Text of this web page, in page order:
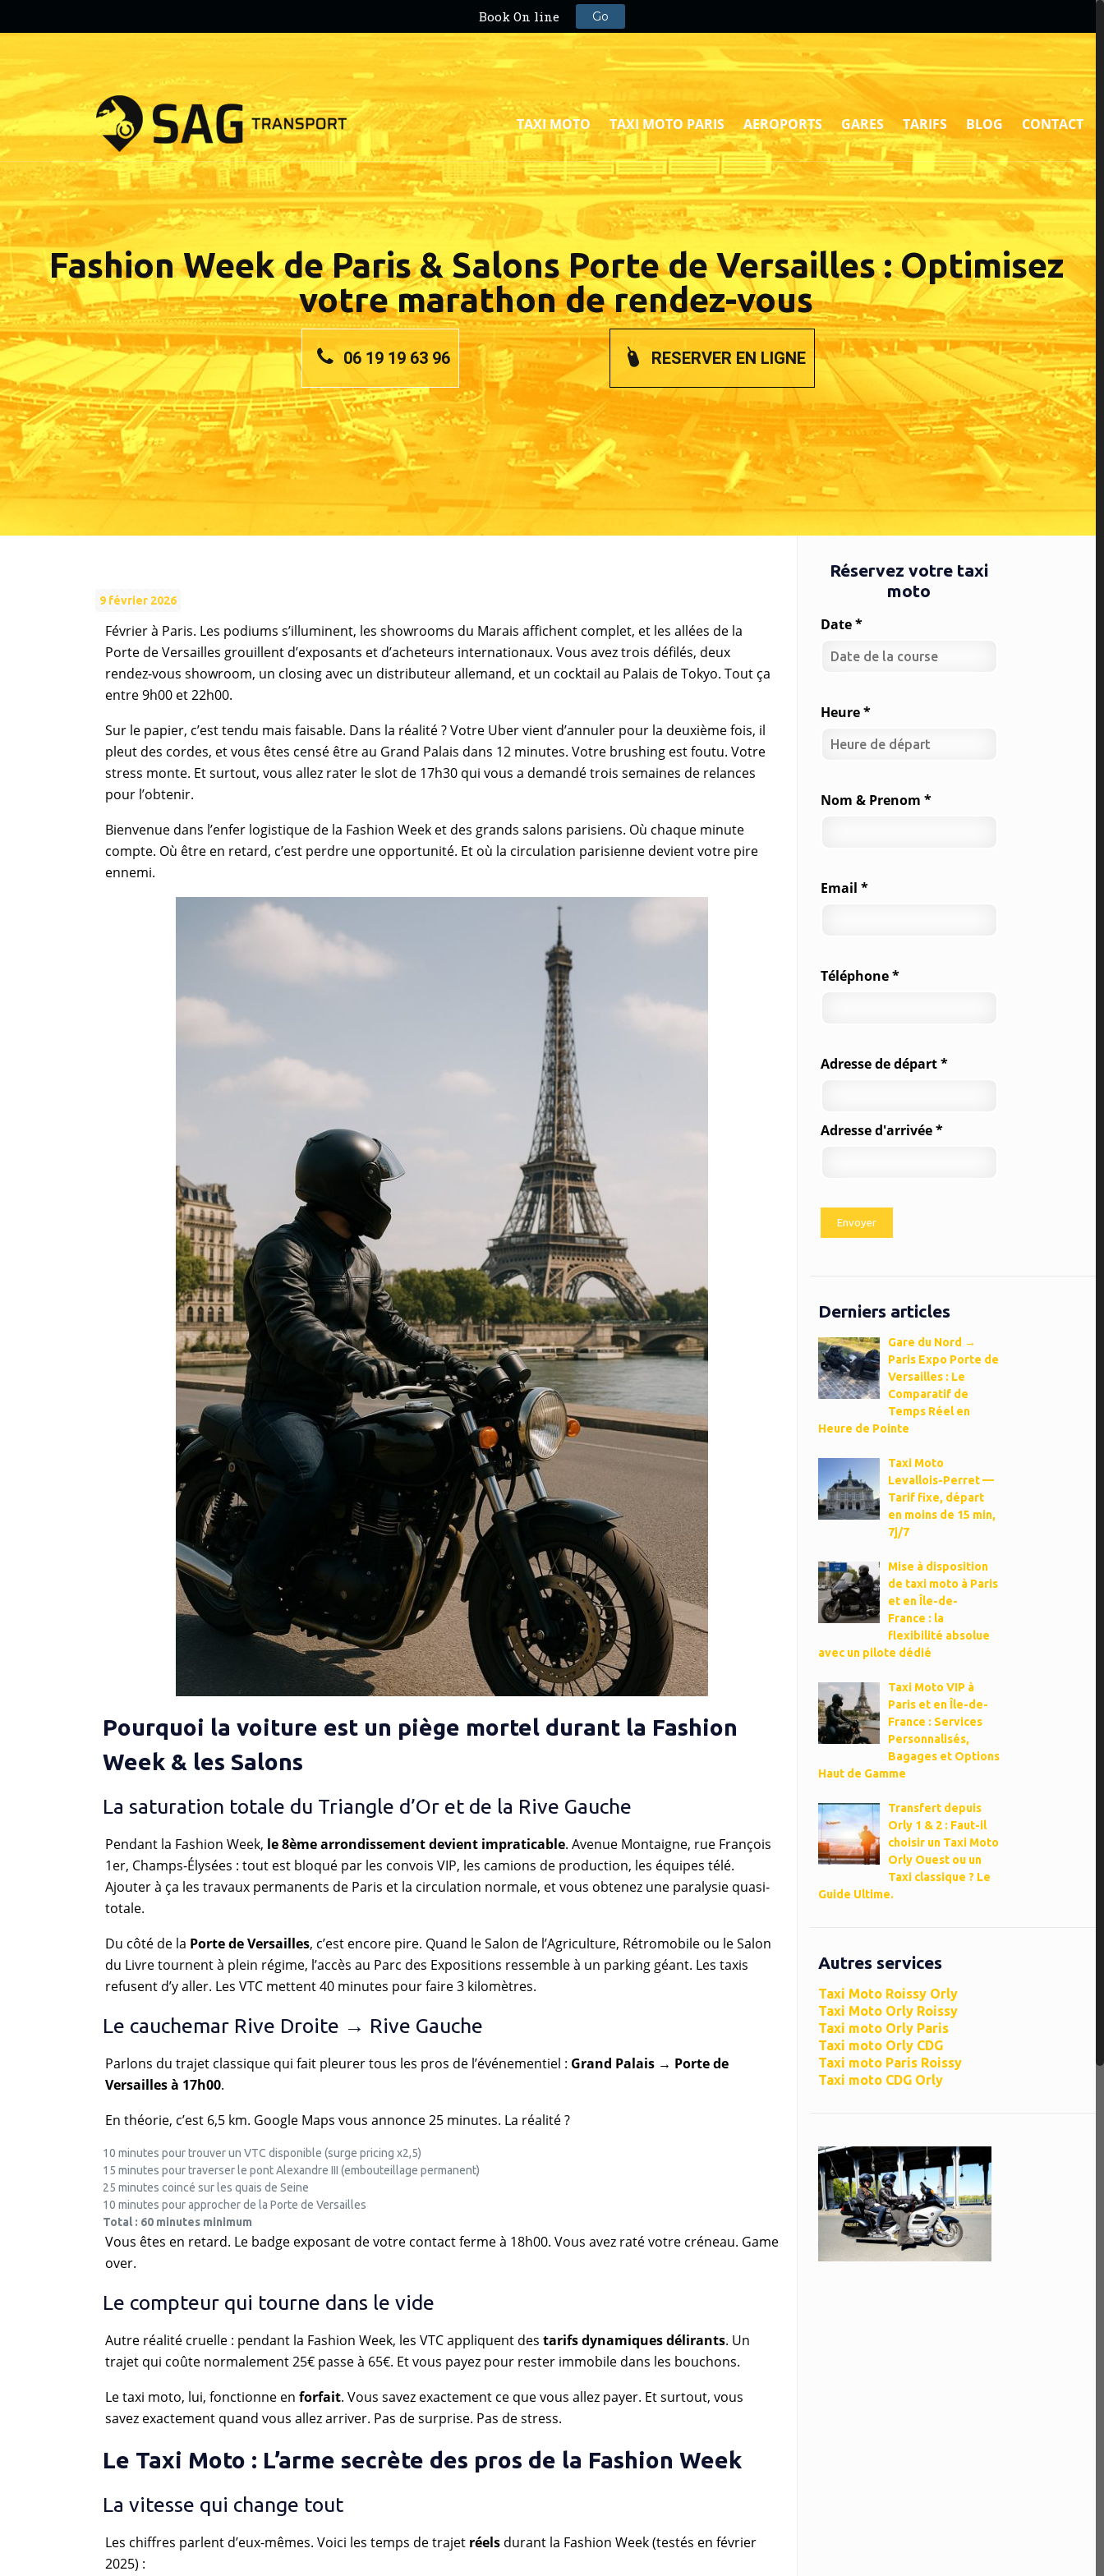
TAXI MOTO TAXI MOTO PARIS AEROPORTS GARES TARIFS BLOG CONTACT
06 19 19 63 96 RESERVER EN LIGNE
Fashion Week de Paris & Salons Porte de Versailles : Optimisez
votre marathon de rendez-vous
9 février 2026
Février à Paris. Les podiums s’illuminent, les showrooms du Marais affichent complet, et les allées de la
Porte de Versailles grouillent d’exposants et d’acheteurs internationaux. Vous avez trois défilés, deux
rendez-vous showroom, un closing avec un distributeur allemand, et un cocktail au Palais de Tokyo. Tout ça
entre 9h00 et 22h00.
Sur le papier, c’est tendu mais faisable. Dans la réalité ? Votre Uber vient d’annuler pour la deuxième fois, il
pleut des cordes, et vous êtes censé être au Grand Palais dans 12 minutes. Votre brushing est foutu. Votre
stress monte. Et surtout, vous allez rater le slot de 17h30 qui vous a demandé trois semaines de relances
pour l’obtenir.
Bienvenue dans l’enfer logistique de la Fashion Week et des grands salons parisiens. Où chaque minute
compte. Où être en retard, c’est perdre une opportunité. Et où la circulation parisienne devient votre pire
ennemi.
Pourquoi la voiture est un piège mortel durant la Fashion
Week & les Salons
La saturation totale du Triangle d’Or et de la Rive Gauche
Pendant la Fashion Week, le 8ème arrondissement devient impraticable. Avenue Montaigne, rue François
1er, Champs-Élysées : tout est bloqué par les convois VIP, les camions de production, les équipes télé.
Ajouter à ça les travaux permanents de Paris et la circulation normale, et vous obtenez une paralysie quasi-
totale.
Du côté de la Porte de Versailles, c’est encore pire. Quand le Salon de l’Agriculture, Rétromobile ou le Salon
du Livre tournent à plein régime, l’accès au Parc des Expositions ressemble à un parking géant. Les taxis
refusent d’y aller. Les VTC mettent 40 minutes pour faire 3 kilomètres.
Le cauchemar Rive Droite → Rive Gauche
Parlons du trajet classique qui fait pleurer tous les pros de l’événementiel : Grand Palais → Porte de
Versailles à 17h00.
En théorie, c’est 6,5 km. Google Maps vous annonce 25 minutes. La réalité ?
10 minutes pour trouver un VTC disponible (surge pricing x2,5)
15 minutes pour traverser le pont Alexandre III (embouteillage permanent)
25 minutes coincé sur les quais de Seine
10 minutes pour approcher de la Porte de Versailles
Total : 60 minutes minimum
Vous êtes en retard. Le badge exposant de votre contact ferme à 18h00. Vous avez raté votre créneau. Game
over.
Le compteur qui tourne dans le vide
Autre réalité cruelle : pendant la Fashion Week, les VTC appliquent des tarifs dynamiques délirants. Un
trajet qui coûte normalement 25€ passe à 65€. Et vous payez pour rester immobile dans les bouchons.
Le taxi moto, lui, fonctionne en forfait. Vous savez exactement ce que vous allez payer. Et surtout, vous
savez exactement quand vous allez arriver. Pas de surprise. Pas de stress.
Le Taxi Moto : L’arme secrète des pros de la Fashion Week
La vitesse qui change tout
Les chiffres parlent d’eux-mêmes. Voici les temps de trajet réelsdurant la Fashion Week (testés en février
2025) :
Réservez votre taxi
moto
Date *
Heure *
Nom & Prenom *
Email *
Téléphone *
Adresse de départ *
Adresse d'arrivée *
Derniers articles
Gare du Nord →
Paris Expo Porte de
Versailles : Le
Comparatif de
Temps Réel en
Heure de Pointe
Taxi Moto
Levallois-Perret —
Tarif fixe, départ
en moins de 15 min,
7j/7
Mise à disposition
de taxi moto à Paris
et en Île-de-
France : la
flexibilité absolue
avec un pilote dédié
Taxi Moto VIP à
Paris et en Île-de-
France : Services
Personnalisés,
Bagages et Options
Haut de Gamme
Transfert depuis
Orly 1 & 2 : Faut-il
choisir un Taxi Moto
Orly Ouest ou un
Taxi classique ? Le
Guide Ultime.
Autres services
Taxi Moto Roissy Orly
Taxi Moto Orly Roissy
Taxi moto Orly Paris
Taxi moto Orly CDG
Taxi moto Paris Roissy
Taxi moto CDG Orly